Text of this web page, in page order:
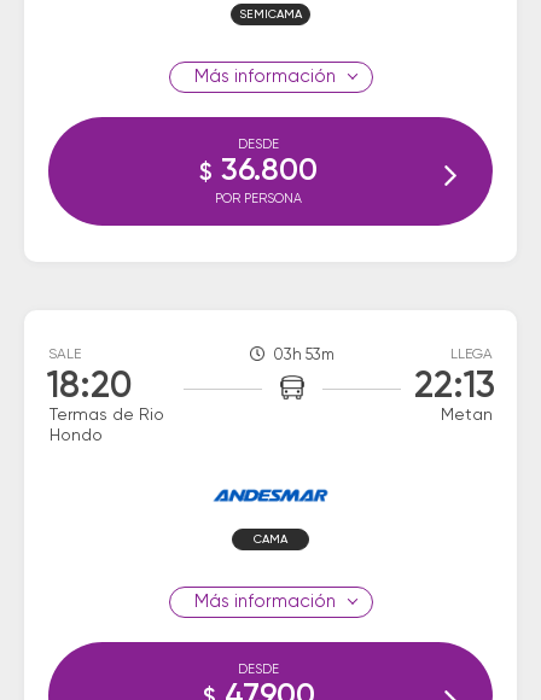
SEMICAMA
información
DESDE
$ 36.800
POR PERSONA
SALE
18:20
Termas de Rio
Hondo
03h 53m LLEGA
22:13
Metan
CAMA
información
DESDE